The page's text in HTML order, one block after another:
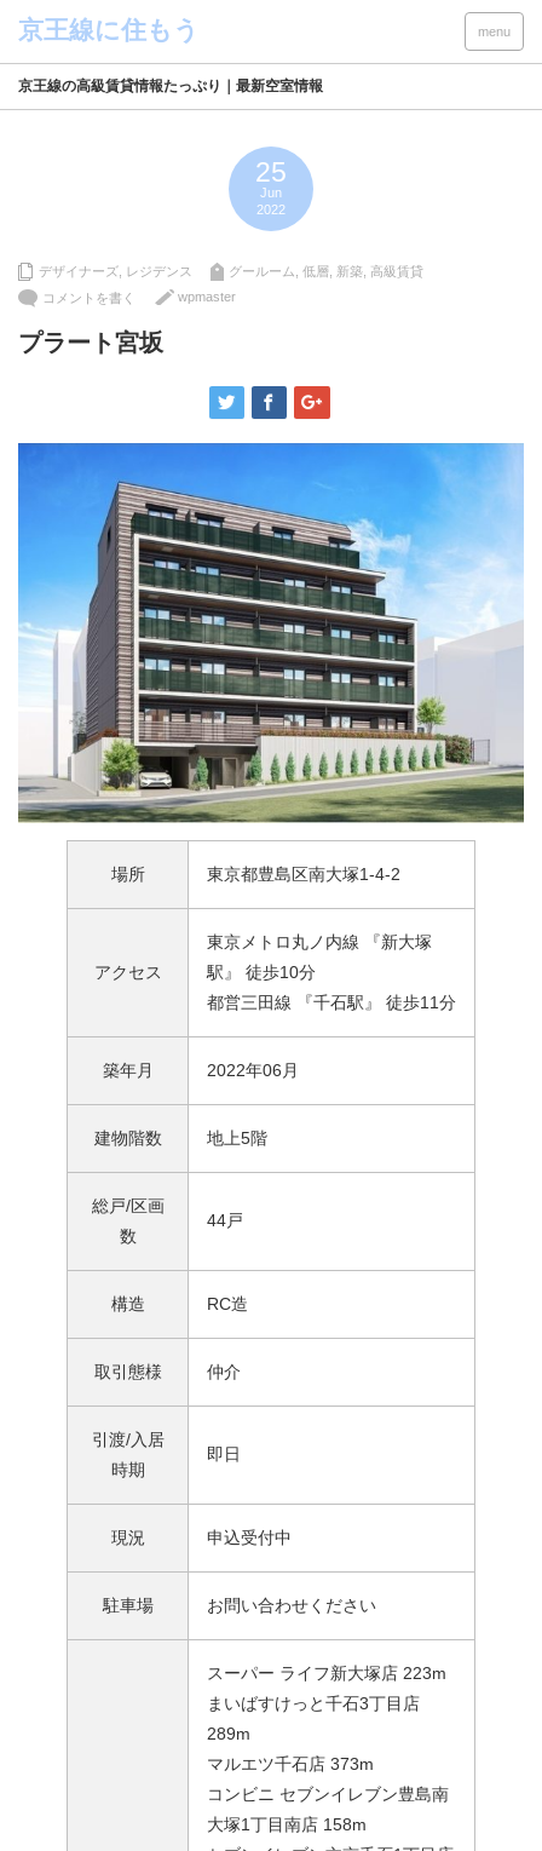
menu
京王線の高級賃貸情報たっぷり｜最新空室情報
25
Jun
2022
デザイナーズ レジデンス グールーム 低層 新築 高級賃貸
コメントを書く
wpmaster
プラート宮坂
場所 東京都豊島区南大塚1-4-2
アクセス
東京メトロ丸ノ内線 『新大塚
駅』 徒歩10分
都営三田線 『千石駅』 徒歩11分
築年月 2022年06月
建物階数 地上5階
総戸/区画
数
44戸
構造 RC造
取引態様 仲介
引渡/入居
時期
即日
現況 申込受付中
駐車場 お問い合わせください
スーパー ライフ新大塚店 223m
まいばすけっと千石3丁目店
289m
マルエツ千石店 373m
コンビニ セブンイレブン豊島南
大塚1丁目南店 158m